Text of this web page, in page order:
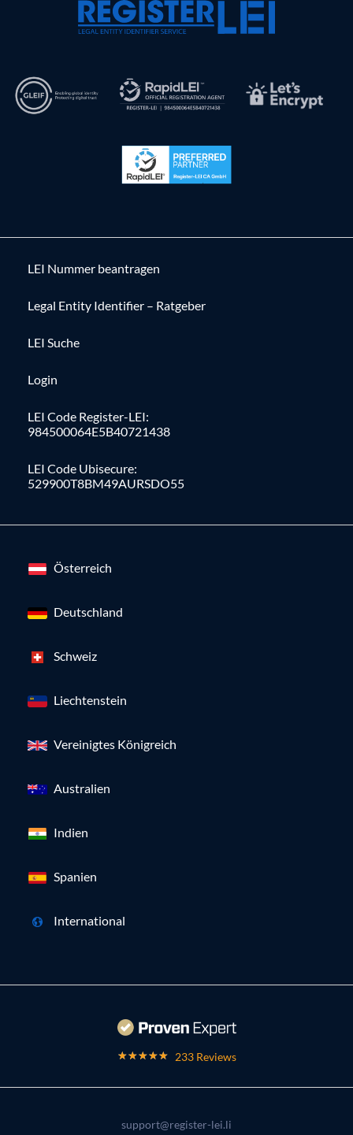
LEI Nummer beantragen
Legal Entity Identifier – Ratgeber
LEI Suche
Login
LEI Code Register-LEI:
984500064E5B40721438
LEI Code Ubisecure:
529900T8BM49AURSDO55
Österreich
Deutschland
Schweiz
Liechtenstein
Vereinigtes Königreich
Australien
Indien
Spanien
International
233 Reviews
support@register-lei.li